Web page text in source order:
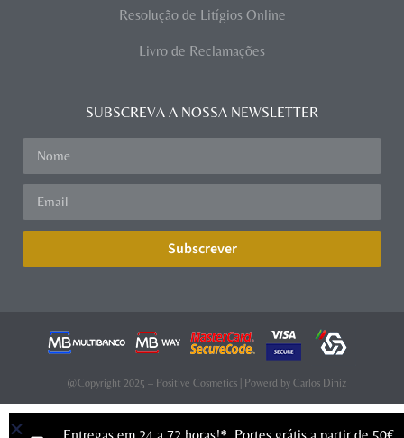
Resolução de Litígios Online
Livro de Reclamações
SUBSCREVA A NOSSA NEWSLETTER
Subscrever
@Copyright 2025 – Positive Cosmetics | Powerd by Carlos Diniz